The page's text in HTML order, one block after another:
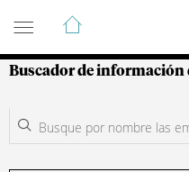
Guía de
Buscador de información